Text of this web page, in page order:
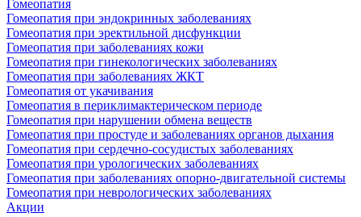
Гомеопатия
Гомеопатия при эндокринных заболеваниях
Гомеопатия при эректильной дисфункции
Гомеопатия при заболеваниях кожи
Гомеопатия при гинекологических заболеваниях
Гомеопатия при заболеваниях ЖКТ
Гомеопатия от укачивания
Гомеопатия в периклимактерическом периоде
Гомеопатия при нарушении обмена веществ
Гомеопатия при простуде и заболеваниях органов дыхания
Гомеопатия при сердечно-сосудистых заболеваниях
Гомеопатия при урологических заболеваниях
Гомеопатия при заболеваниях опорно-двигательной системы
Гомеопатия при неврологических заболеваниях
Акции